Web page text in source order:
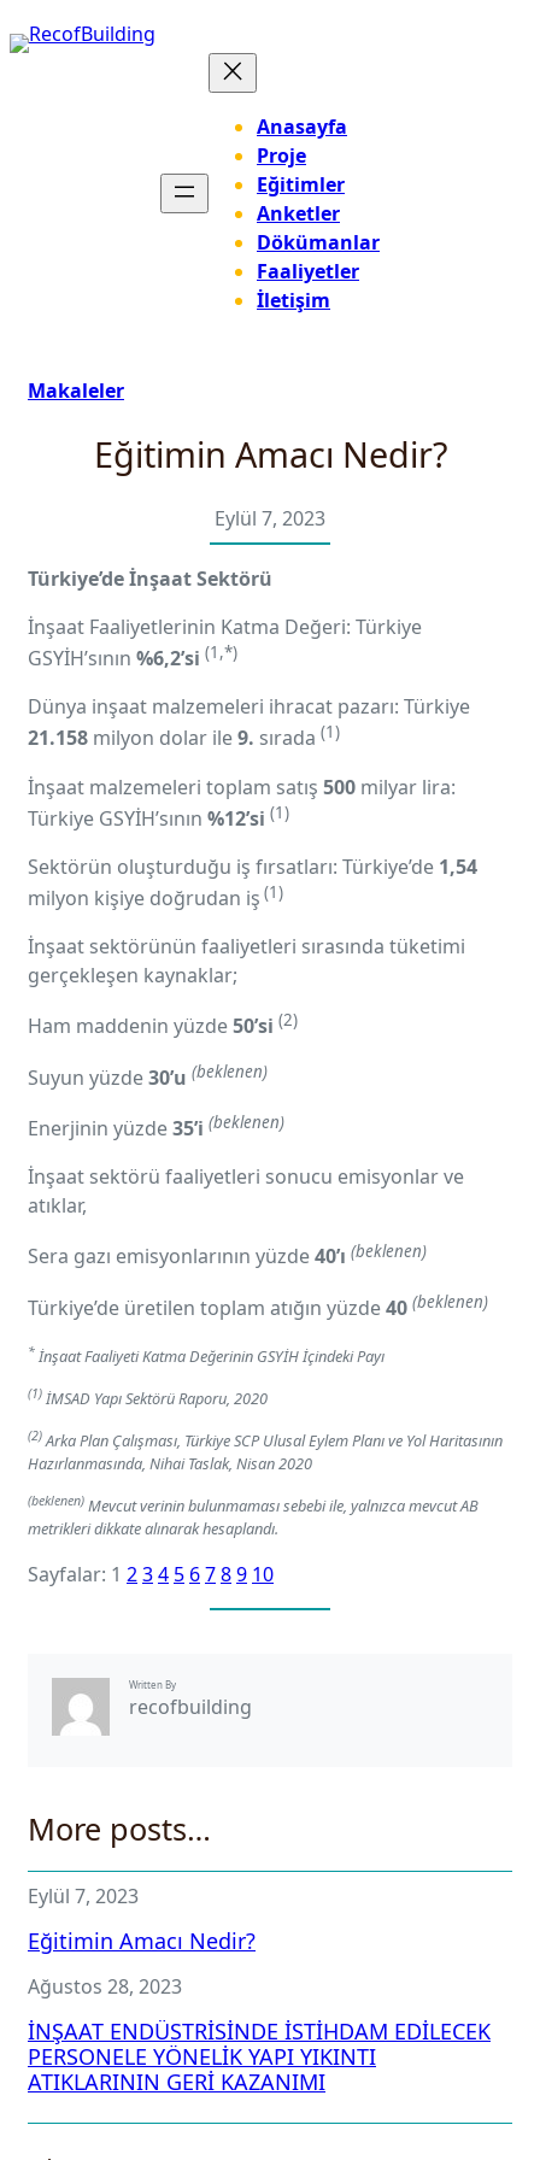
İçeriğe
geç
Anasayfa
Proje
Eğitimler
Anketler
Dökümanlar
Faaliyetler
İletişim
Makaleler
Eğitimin Amacı Nedir?
Eylül 7, 2023
Türkiye’de İnşaat Sektörü
İnşaat Faaliyetlerinin Katma Değeri: Türkiye
GSYİH’sının %6,2’si (1,*)
Dünya inşaat malzemeleri ihracat pazarı: Türkiye
21.158 milyon dolar ile9. sırada (1)
İnşaat malzemeleri toplam satış 500 milyar lira:
Türkiye GSYİH’sının %12’si (1)
Sektörün oluşturduğu iş fırsatları: Türkiye’de 1,54
milyon kişiye doğrudan iş (1)
İnşaat sektörünün faaliyetleri sırasında tüketimi
gerçekleşen kaynaklar;
Ham maddenin yüzde50’si (2)
Suyun yüzde30’u (beklenen)
Enerjinin yüzde35’i (beklenen)
İnşaat sektörü faaliyetleri sonucu emisyonlar ve
atıklar,
Sera gazı emisyonlarının yüzde40’ı (beklenen)
Türkiye’de üretilen toplam atığın yüzde40 (beklenen)
* İnşaat Faaliyeti Katma Değerinin GSYİH İçindeki Payı
(1) İMSAD Yapı Sektörü Raporu, 2020
(2)Arka Plan Çalışması, Türkiye SCP Ulusal Eylem Planı ve Yol Haritasının
Hazırlanmasında, Nihai Taslak, Nisan 2020
(beklenen) Mevcut verinin bulunmaması sebebi ile, yalnızca mevcut AB
metrikleri dikkate alınarak hesaplandı.
Sayfalar: 1 234 5 6789 10
Written By
recofbuilding
More posts…
Eylül 7, 2023
Eğitimin Amacı Nedir?
Ağustos 28, 2023
İNŞAAT ENDÜSTRİSİNDE İSTİHDAM EDİLECEK
PERSONELE YÖNELİK YAPI YIKINTI
ATIKLARININ GERİ KAZANIMI